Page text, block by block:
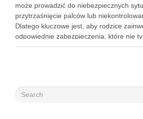
może prowadzić do niebezpiecznych
przytrzaśnięcie palców lub
Dlatego kluczowe jest, aby rodzice
odpowiednie zabezpieczenia, które nie
także dają spokój ducha. W dzisiejszym